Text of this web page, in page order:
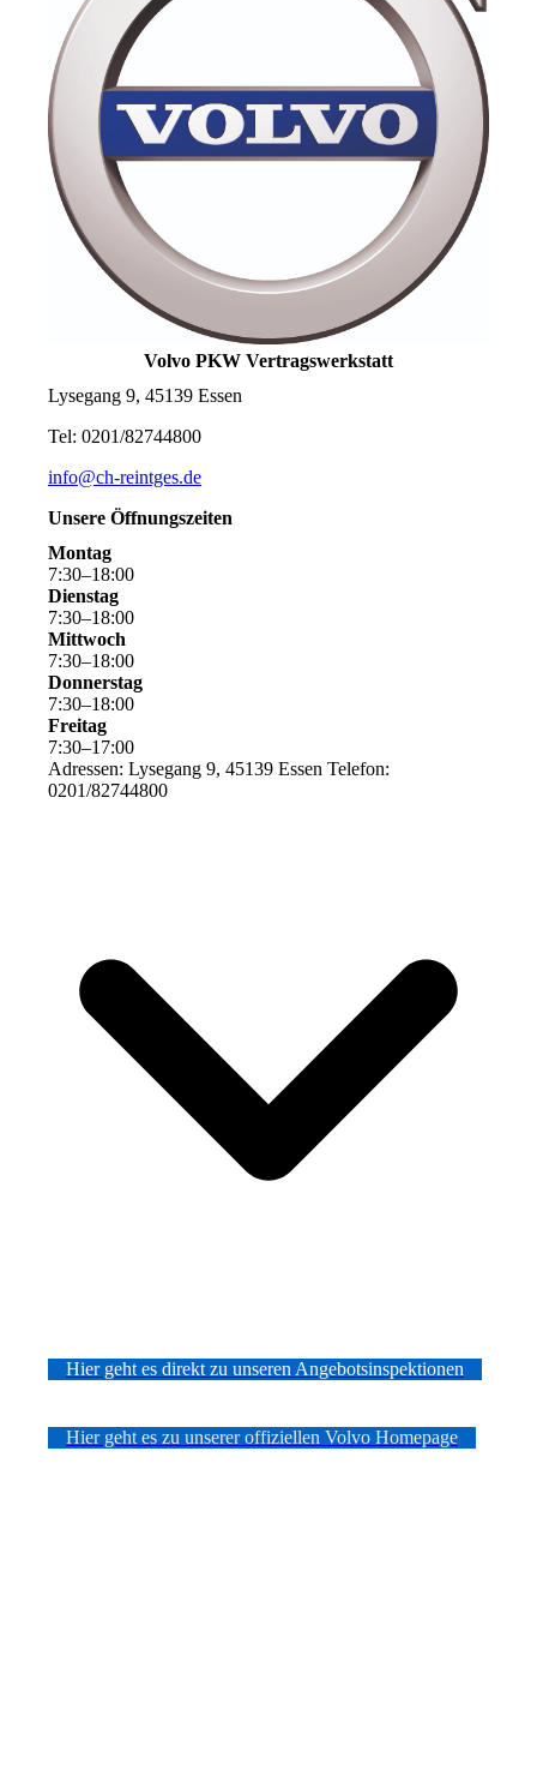
Volvo PKW Vertragswerkstatt
Lysegang 9, 45139 Essen
Tel: 0201/82744800
info@ch-reintges.de
Unsere Öffnungszeiten
Montag
7:30–18:00
Dienstag
7:30–18:00
Mittwoch
7:30–18:00
Donnerstag
7:30–18:00
Freitag
7:30–17:00
Adressen: Lysegang 9, 45139 Essen Telefon:
0201/82744800
Hier geht es direkt zu unseren Angebotsinspektionen
Hier geht es zu unserer offiziellen Volvo Homepage